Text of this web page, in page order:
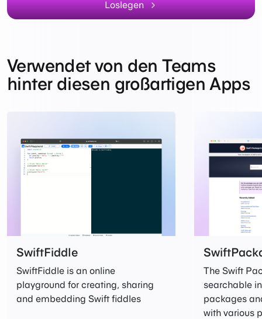
Loslegen
Verwendet von den Teams
hinter diesen großartigen Apps
SwiftFiddle
SwiftFiddle is an online
playground for creating, sharing
and embedding Swift fiddles
The Swift
searchable
packages
with various